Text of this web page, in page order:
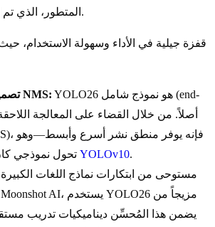
المتطور، الذي تم إصداره في يناير 2026.
تصميم شامل خالٍ من NMS: YOLO26 هو نموذج شامل (end-
YOLOv10.